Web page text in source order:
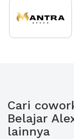
Cari
Belajar
lainnya